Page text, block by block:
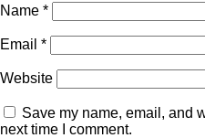
Name *
Email *
Website
Save my name, email, and
next time I comment.